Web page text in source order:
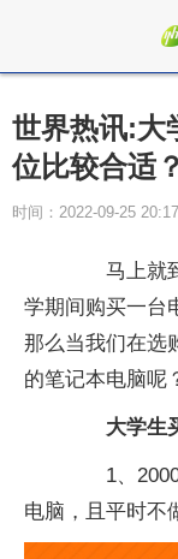
世界热讯:大
位比较合适？
时间：2022-09-25
马上就到
学期间购买一台
那么当我们在选
的笔记本电脑呢
大学生买
1、2000-
电脑，且平时不